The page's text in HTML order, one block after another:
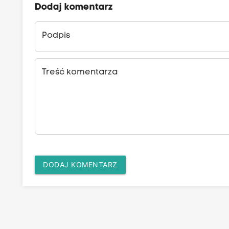
Dodaj komentarz
Podpis
Treść komentarza
DODAJ KOMENTARZ